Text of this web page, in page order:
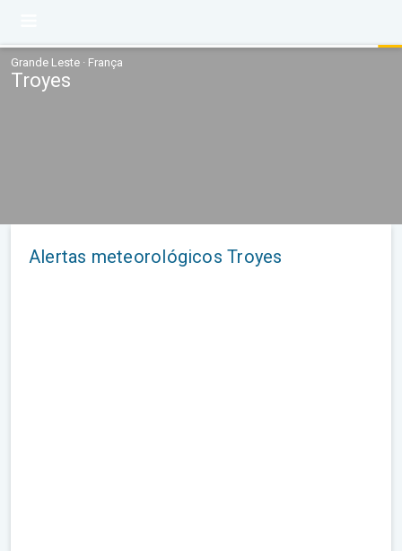
Grande Leste · França
Troyes
Alertas meteorológicos Troyes